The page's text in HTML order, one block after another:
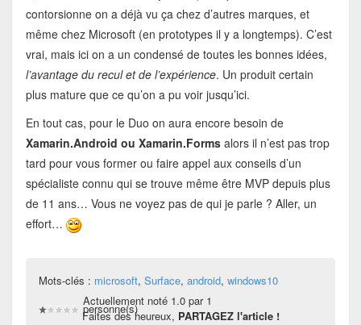
contorsionne on a déjà vu ça chez d’autres marques, et
même chez Microsoft (en prototypes il y a longtemps). C’est
vrai, mais ici on a un condensé de toutes les bonnes idées,
l’avantage du recul et de l’expérience. Un produit certain
plus mature que ce qu’on a pu voir jusqu’ici.
En tout cas, pour le Duo on aura encore besoin de
Xamarin.Android ou Xamarin.Formsalors il n’est pas trop
tard pour vous former ou faire appel aux conseils d’un
spécialiste connu qui se trouve même être MVP depuis plus
de 11 ans… Vous ne voyez pas de qui je parle ? Aller, un
effort…
Mots-clés : microsoft, Surface, android, windows10
Actuellement noté 1.0 par 1
personne(s)
Faites des heureux, PARTAGEZ l'article !